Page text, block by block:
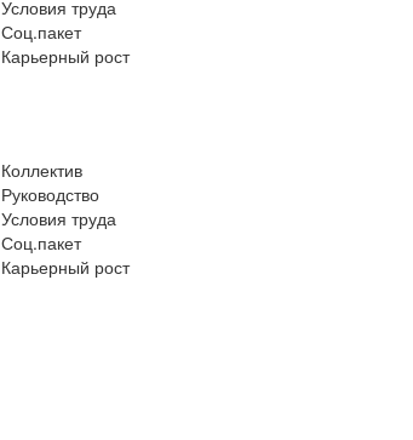
Условия труда
Соц.пакет
Карьерный рост
Коллектив
Руководство
Условия труда
Соц.пакет
Карьерный рост